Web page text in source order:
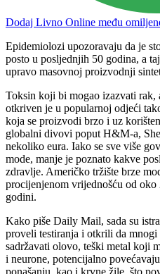
Dodaj Livno Online među
Epidemiolozi upozoravaju da je
posto u posljednjih 50 godina, a
upravo masovnoj proizvodnji
Toksin koji bi mogao izazvati rak,
otkriven je u popularnoj odjeći
koja se proizvodi brzo i uz
globalni divovi poput H&M-a,
nekoliko eura. Iako se sve više
mode, manje je poznato kakve
zdravlje. Američko tržište brze
procijenjenom vrijednošću od
godini.
Kako piše Daily Mail, sada su
proveli testiranja i otkrili da
sadržavati olovo, teški metal koji
i neurone, potencijalno